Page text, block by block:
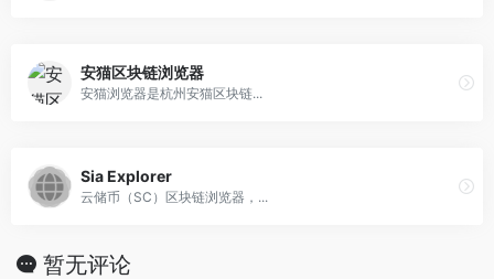
安猫区块链浏览器
安猫浏览器是杭州安猫区块链...
Sia Explorer
云储币（SC）区块链浏览器，...
暂无评论